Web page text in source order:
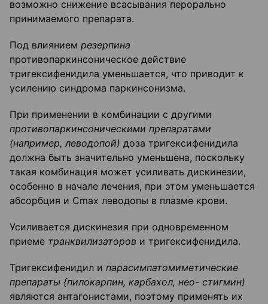
возможно снижение всасывания перорально
принимаемого препарата.
Под влиянием резерпина
противопаркинсоническое действие
тригексифенидила уменьшается, что приводит к
усилению синдрома паркинсонизма.
При применении в комбинации с другими
противопаркинсоническими препаратами
(например, леводопой) доза тригексифенидила
должна быть значительно уменьшена, поскольку
такая комбинация может усиливать дискинезии,
особенно в начале лечения, при этом уменьшается
абсорбция и Сmах леводопы в плазме крови.
Усиливается дискинезия при одновременном
приеме транквилизаторов и тригексифенидила.
Тригексифенидил и парасимпатомиметические
препараты {пилокарпин, карбахол, нео- стигмин)
являются антагонистами, поэтому применять их